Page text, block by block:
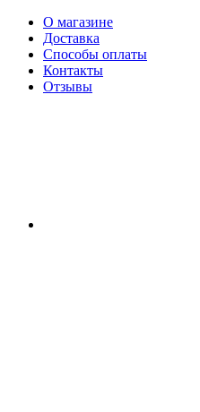
О магазине
Доставка
Способы оплаты
Контакты
Отзывы